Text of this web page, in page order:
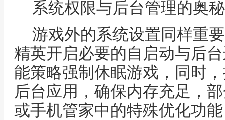
系统权限与后台管理的奥秘
游戏外的系统设置同样重
精英开启必要的自启动与后
能策略强制休眠游戏，同时
后台应用，确保内存充足，
或手机管家中的特殊优化功